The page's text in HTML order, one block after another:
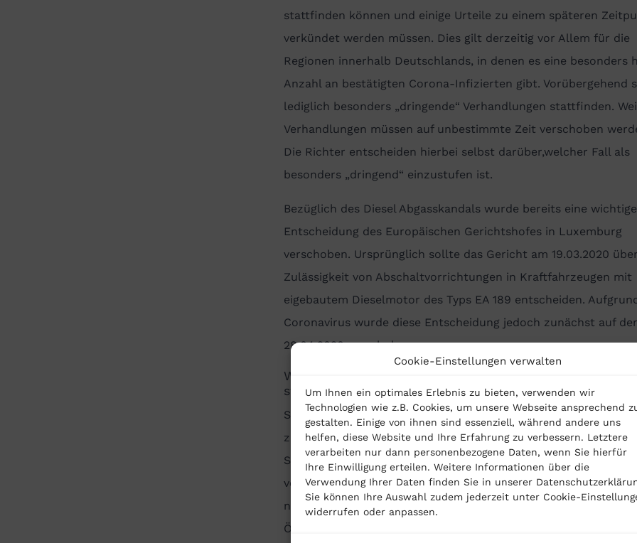
Cookie-Einstellungen verwalten
Um Ihnen ein optimales Erlebnis zu bieten, verwenden wir
Technologien wie z.B. Cookies, um unsere Webseite ansprechend
gestalten. Einige von ihnen sind essenziell, während andere uns
helfen, diese Website und Ihre Erfahrung zu verbessern. Letztere
verarbeiten nur dann personenbezogene Daten, wenn Sie hierfür
Ihre Einwilligung erteilen. Weitere Informationen über die
Verwendung Ihrer Daten finden Sie in unserer
Sie können Ihre Auswahl zudem jederzeit unter Cookie-
widerrufen oder anpassen.
stattfinden können und einige Urteile zu einem späteren
verkündet werden müssen. Dies gilt derzeitig vor Allem für die
Regionen innerhalb Deutschlands, in denen es eine besonders
Anzahl an bestätigten Corona-Infizierten gibt. Vorübergehend
lediglich besonders „dringende“ Verhandlungen stattfinden.
Verhandlungen müssen auf unbestimmte Zeit verschoben
Die Richter entscheiden hierbei selbst darüber,welcher Fall als
besonders „dringend“ einzustufen ist.
Bezüglich des Diesel Abgasskandals wurde bereits eine wichtige
Entscheidung des Europäischen Gerichtshofes in Luxemburg
verschoben. Ursprünglich sollte das Gericht am 19.03.2020
Zulässigkeit von Abschaltvorrichtungen in Kraftfahrzeugen mit
eigebautem Dieselmotor des Typs EA 189 entscheiden.
Coronavirus wurde diese Entscheidung jedoch zunächst auf
28.04.2020 verschoben.
Wie kann ich mich darüber informieren, ob Verfahren
stattfinden?
Sie können sich auf den entsprechenden Internetseiten der
zuständigen Gerichte oder telefonisch darüber informieren, ob
Sie von möglichen Einschränkungen betroffen sind. Die Gerichte
veröffentlichen, ob Verhandlungen auch tatsächlich
nicht. Das Ziel ist es, derzeitig den Kontakt zwischen der
Öffentlichkeit und der Justiz so gering wie möglich zu halten .